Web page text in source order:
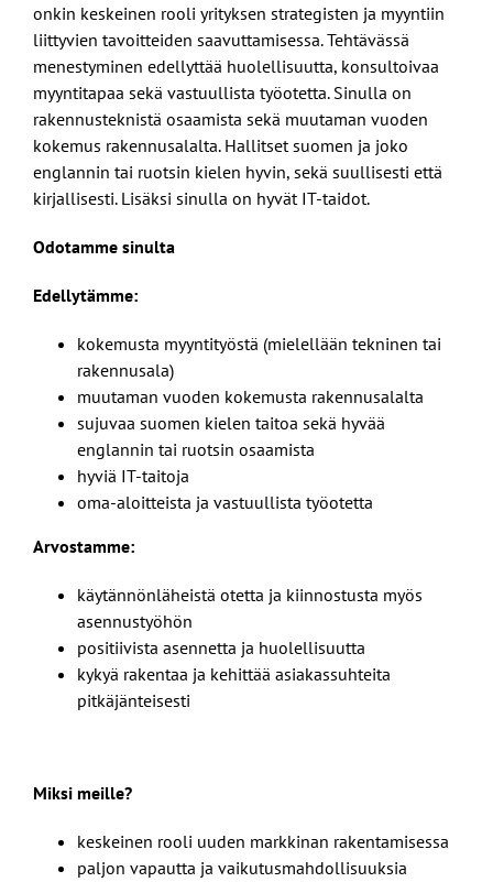
onkin keskeinen rooli yrityksen strategisten ja myyntiin
liittyvien tavoitteiden saavuttamisessa. Tehtävässä
menestyminen edellyttää huolellisuutta, konsultoivaa
myyntitapaa sekä vastuullista työotetta. Sinulla on
rakennusteknistä osaamista sekä muutaman vuoden
kokemus rakennusalalta. Hallitset suomen ja joko
englannin tai ruotsin kielen hyvin, sekä suullisesti että
kirjallisesti. Lisäksi sinulla on hyvät IT-taidot.
Odotamme sinulta
Edellytämme:
kokemusta myyntityöstä (mielellään tekninen tai
rakennusala)
muutaman vuoden kokemusta rakennusalalta
sujuvaa suomen kielen taitoa sekä hyvää
englannin tai ruotsin osaamista
hyviä IT-taitoja
oma-aloitteista ja vastuullista työotetta
Arvostamme:
käytännönläheistä otetta ja kiinnostusta myös
asennustyöhön
positiivista asennetta ja huolellisuutta
kykyä rakentaa ja kehittää asiakassuhteita
pitkäjänteisesti
Miksi meille?
keskeinen rooli uuden markkinan rakentamisessa
paljon vapautta ja vaikutusmahdollisuuksia